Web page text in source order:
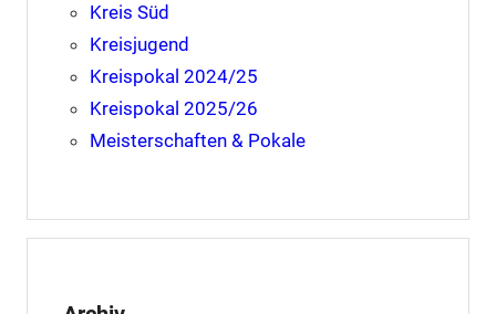
Kreis Süd
Kreisjugend
Kreispokal 2024/25
Kreispokal 2025/26
Meisterschaften & Pokale